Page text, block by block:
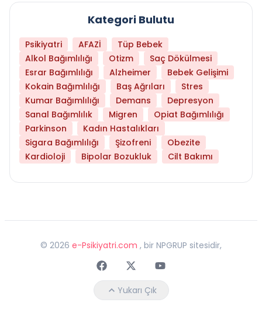
Kategori Bulutu
Psikiyatri AFAZİ
Tüp Bebek
Alkol Bağımlılığı
Otizm
Saç Dökülmesi
Esrar Bağımlılığı
Alzheimer
Bebek Gelişimi
Kokain Bağımlılığı
Baş Ağrıları
Stres
Kumar Bağımlılığı
Demans
Depresyon
Sanal Bağımlılık
Migren
Opiat Bağımlılığı
Parkinson
Kadın Hastalıkları
Sigara Bağımlılığı
Şizofreni
Obezite
Kardioloji
Bipolar Bozukluk Cilt Bakımı
© 2026 e-Psikiyatri.com , bir NPGRUP sitesidir,
FaceebokTwitterYoutube
Yukarı Çık